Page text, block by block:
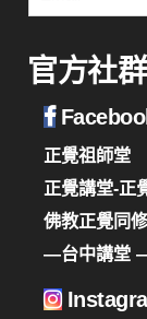
官方社群
正覺祖師堂
正覺講堂-正
佛教正覺同
—台中講堂